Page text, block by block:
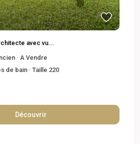
avec vu...
· A Vendre
de bain · Taille 220
Découvrir